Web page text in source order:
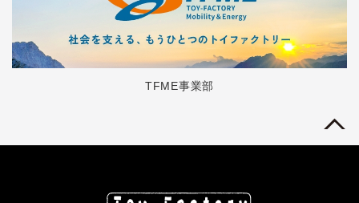
TFME事業部